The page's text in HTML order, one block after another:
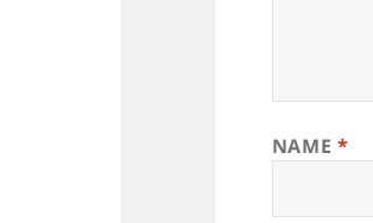
NAME *